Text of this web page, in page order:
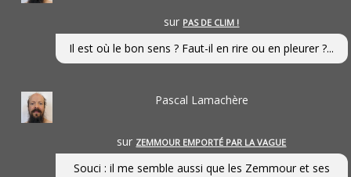
sur PAS DE CLIM !
Il est où le bon sens ? Faut-il en rire ou en pleurer ?...
Pascal Lamachère
sur ZEMMOUR EMPORTÉ PAR LA VAGUE
Souci : il me semble aussi que les Zemmour et ses